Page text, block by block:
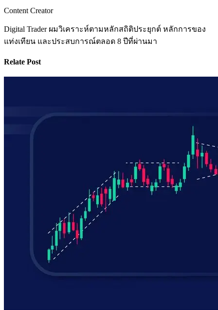
Content Creator
Digital Trader ผมวิเคราะห์ตามหลักสถิติประยุกต์ หลักการของ
แท่งเทียน และประสบการณ์ตลอด 8 ปีที่ผ่านมา
Relate Post